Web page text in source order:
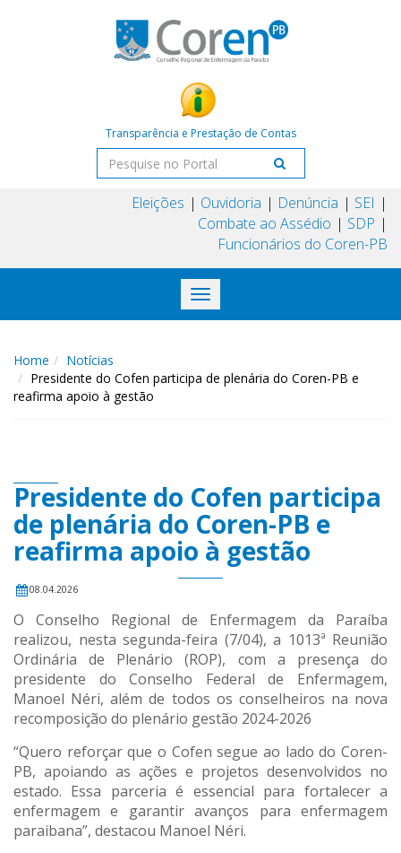
Transparência e Prestação de Contas
Eleições Ouvidoria Denúncia
SEI
Combate ao Assédio
SDP
Funcionários do Coren-PB
Toggle
navigation
Home
Notícias
Presidente do Cofen participa de plenária do Coren-PB e
reafirma apoio à gestão
Presidente do Cofen participa
de plenária do Coren-PB e
reafirma apoio à gestão
08.04.2026
O Conselho Regional de Enfermagem da Paraíba
realizou, nesta segunda-feira (7/04), a 1013ª Reunião
Ordinária de Plenário (ROP), com a presença do
presidente do Conselho Federal de Enfermagem,
Manoel Néri, além de todos os conselheiros na nova
recomposição do plenário gestão 2024-2026
“Quero reforçar que o Cofen segue ao lado do Coren-
PB, apoiando as ações e projetos desenvolvidos no
estado. Essa parceria é essencial para fortalecer a
enfermagem e garantir avanços para enfermagem
paraibana”, destacou Manoel Néri.